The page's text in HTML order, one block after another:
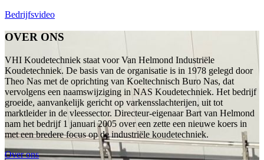
Bedrijfsvideo
OVER ONS
VHI Koudetechniek staat voor Van Helmond Industriële
Koudetechniek. De basis van de organisatie is in 1978 gelegd door
Theo Nas met de oprichting van Koeltechnisch Buro Nas, dat
vervolgens een naamswijziging in NAS Koudetechniek. Het bedrijf
groeide, aanvankelijk gericht op varkensslachterijen, uit tot
marktleider in de vleessector. Directeur-eigenaar Bart van Helmond
nam het bedrijf 1 januari 2005 over een zette een nieuwe koers in
met een bredere focus op de industriële koudetechniek.
Over ons